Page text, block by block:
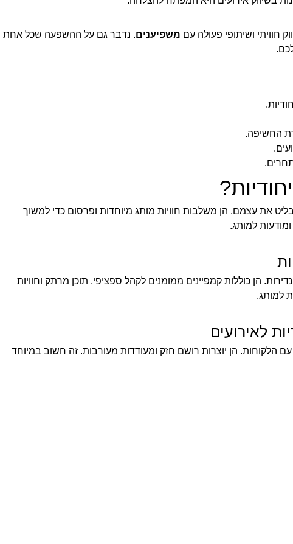
חוויתי ושיתופי פעולה עם משפיענים. נדבר גם על ההשפעה שכל אחת
החשיפה.
את עצמם. הן משלבות חוויות מותג מיוחדות ופרסום כדי למשוך
למותג.
הן כוללות קמפיינים ממומנים לקהל ספציפי, תוכן מרתק וחוויות
למותג.
לאירועים
עם הלקוחות. הן יוצרות רושם חזק ומעודדות מעורבות. זה חשוב במיוחד